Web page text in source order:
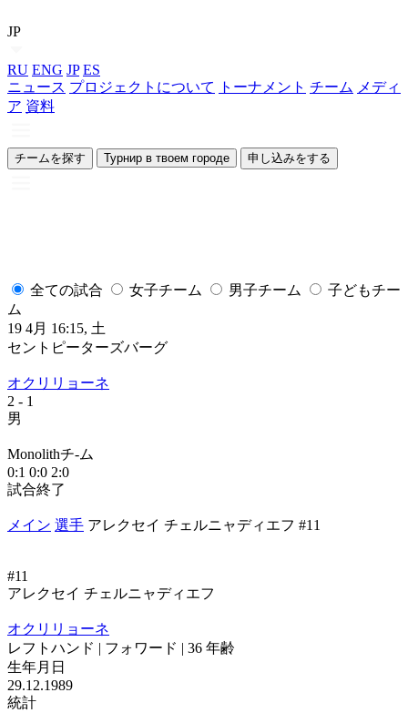
JP
RU ENG JP ES
ニュース プロジェクトについて トーナメント チーム メディ
ア 資料
チームを探す Турнир в твоем городе 申し込みをする
全ての試合 女子チーム 男子チーム
子どもチー
ム
19 4月 16:15, 土
セントピーターズバーグ
オクリリョーネ
2 - 1
男
Monolithチ-ム
0:1 0:0 2:0
試合終了
メイン 選手 アレクセイ チェルニャディエフ #11
#11
アレクセイ チェルニャディエフ
オクリリョーネ
レフトハンド | フォワード | 36 年齢
生年月日
29.12.1989
統計